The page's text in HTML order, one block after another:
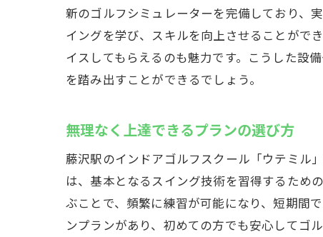
イン
新のゴルフシミュレーターを完備しており、
イングを学び、スキルを向上させることがで
イスしてもらえるのも魅力です。こうした設
を踏み出すことができるでしょう。
無理なく上達できるプランの選び方
藤沢駅のインドアゴルフスクール「ウテミル
は、基本となるスイング技術を習得するため
ぶことで、頻繁に練習が可能になり、短期間
ンプランがあり、初めての方でも安心してゴ